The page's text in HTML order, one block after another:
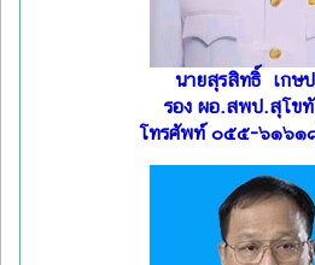
นายสุรสิทธิ์ เกษ
รอง ผอ.สพป.สุโข
โทรศัพท์ ๐๕๕-๖๑๖๑